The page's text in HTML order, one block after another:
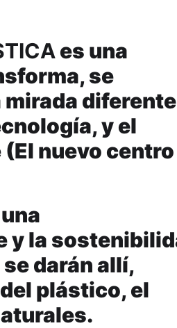
es una
se
y el
nuevo centro
y la
darán allí,
plástico, el